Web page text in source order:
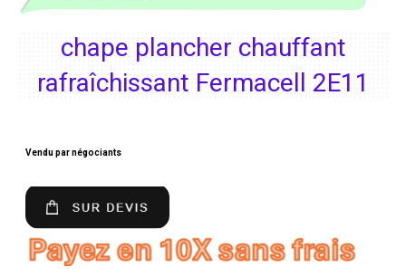
chape plancher chauffant
rafraîchissant Fermacell 2E11
Vendu par négociants